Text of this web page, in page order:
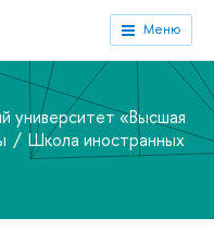
Меню
университет «Высшая
Школа иностранных